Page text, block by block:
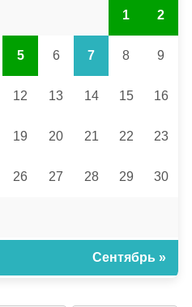
1 2
5 6 7 8 9
12 13 14 15 16
19 20 21 22 23
26 27 28 29 30
Сентябрь »